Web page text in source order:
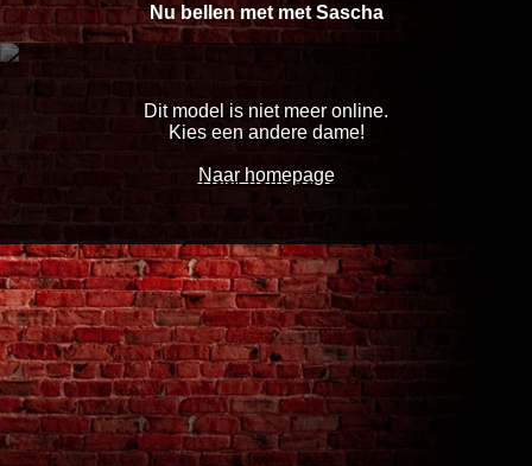
Nu bellen met met Sascha
Dit model is niet meer online.
Kies een andere dame!
Naar homepage